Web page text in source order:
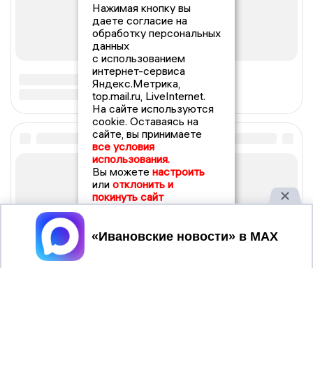
Нажимая кнопку вы
даете согласие на
обработку персональных
данных
с использованием
интернет-сервиса
Яндекс.Метрика,
top.mail.ru, LiveInternet.
На сайте используются
cookie. Оставаясь на
сайте, вы принимаете
все условия
использования.
Вы можете настроить
или отклонить и
покинуть сайт
Принять